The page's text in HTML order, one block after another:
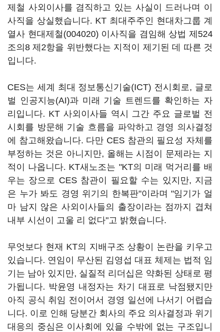
제철 사외이사를 겸직하고 있는 사실이 드러나며 이
사직을 상실했습니다. KT 최대주주인 현대차그룹 계
열사 현대제철(004020) 이사직을 겸임해 상법 제524
조의8 제2항을 위반했다는 지적이 제기된 데 따른 것
입니다.
CES는 세계 최대 정보통신기술(ICT) 전시회로, 글로
벌 인공지능(AI)과 미래 기술 트렌드를 확인하는 자
리입니다. KT 사외이사들 역시 그간 주요 글로벌 전
시회를 방문해 기술 흐름을 파악하고 경영 의사결정
에 참고해왔습니다. 다만 CES 참관의 필요성 자체를
부정하는 것은 아니지만, 올해는 시점이 문제라는 지
적이 나옵니다. KT새노조는 "KT의 미래 먹거리를 배
우는 장으로 CES 참관이 필요할 수는 있지만, 지금
은 누가 봐도 경영 위기의 한복판"이라며 "임기가 얼
마 남지 않은 사외이사들의 출장이라는 점까지 겹쳐
내부 시선이 고울 리 없다"고 밝혔습니다.
무엇보다 현재 KT의 지배구조 상황이 논란을 키우고
있습니다. 연임이 무산된 김영섭 대표 체제는 법적 임
기는 남아 있지만, 실질적 리더십은 약화된 상태로 평
가됩니다. 박윤영 내정자는 차기 대표로 낙점됐지만
아직 공식 취임 전이어서 경영 일선에 나서기 어렵습
니다. 이로 인해 당분간 회사의 주요 의사결정과 위기
대응의 중심은 이사회에 있을 수밖에 없는 구조입니